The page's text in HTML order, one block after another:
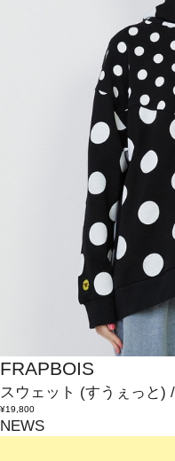
FRAPBOIS
スウェット (すうぇっと) /
¥19,800
NEWS